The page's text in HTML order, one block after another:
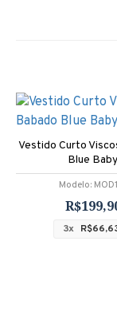
Modelo:
Vestido Curto
Blue Baby
3x